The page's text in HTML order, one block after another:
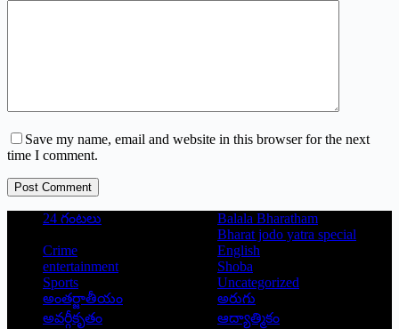
Save my name, email and website in this browser for the next
time I comment.
Post Comment
24 గంటలు
Balala Bharatham
Bharat jodo yatra special
Crime
English
entertainment
Shoba
Sports
Uncategorized
అంతర్జాతీయం
అరుగు
అవర్గీకృతం
ఆద్యాత్మికం